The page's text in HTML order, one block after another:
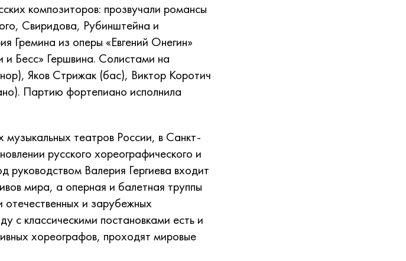
композиторов: прозвучали романсы
Свиридова, Рубинштейна и
Гремина из оперы «Евгений Онегин»
и Бесс» Гершвина. Солистами на
Яков Стрижак (бас), Виктор Коротич
Партию фортепиано исполнила
театров России, в Санкт-
русского хореографического и
руководством Валерия Гергиева входит
мира, а оперная и балетная труппы
и зарубежных
с классическими постановками есть и
хореографов, проходят мировые